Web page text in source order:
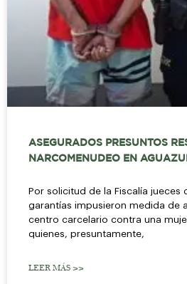
ASEGURADOS PRESUNTOS
NARCOMENUDEO EN
Por solicitud de la Fiscalía jueces
garantías impusieron medida de
centro carcelario contra una
quienes, presuntamente,
LEER MÁS >>